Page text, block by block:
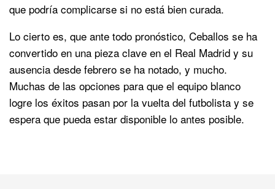
que podría complicarse si no está bien curada.
Lo cierto es, que ante todo pronóstico, Ceballos se ha
convertido en una pieza clave en el Real Madrid y su
ausencia desde febrero se ha notado, y mucho.
Muchas de las opciones para que el equipo blanco
logre los éxitos pasan por la vuelta del futbolista y se
espera que pueda estar disponible lo antes posible.